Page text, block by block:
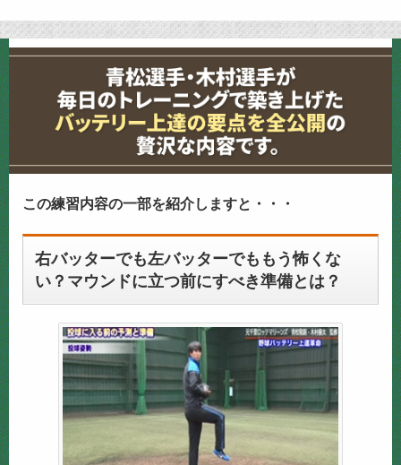
この練習内容の一部を紹介しますと・・・
右バッターでも左バッターでももう怖くな
い？マウンドに立つ前にすべき準備とは？